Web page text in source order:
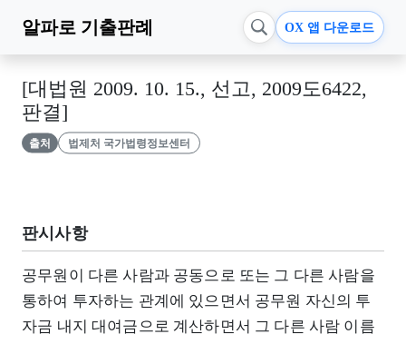
알파로 기출판례 OX 앱 다운로드
[대법원 2009. 10. 15., 선고, 2009도6422,
판결]
출처 법제처 국가법령정보센터
판시사항
공무원이 다른 사람과 공동으로 또는 그 다른 사람을
통하여 투자하는 관계에 있으면서 공무원 자신의 투
자금 내지 대여금으로 계산하면서 그 다른 사람 이름